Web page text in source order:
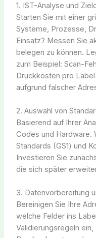
1. IST-Analyse und
Starten Sie mit einer
Systeme, Prozesse,
Einsatz? Messen Sie
belegen zu können.
zum Beispiel: Scan-
Druckkosten pro
aufgrund falscher
2. Auswahl von
Basierend auf Ihrer
Codes und Hardware.
Standards (GS1) und
Investieren Sie
die sich später
3. Datenvorbereitung
Bereinigen Sie Ihre
welche Felder ins
Validierungsregeln